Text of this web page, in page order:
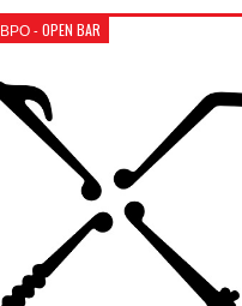
- OPEN BAR